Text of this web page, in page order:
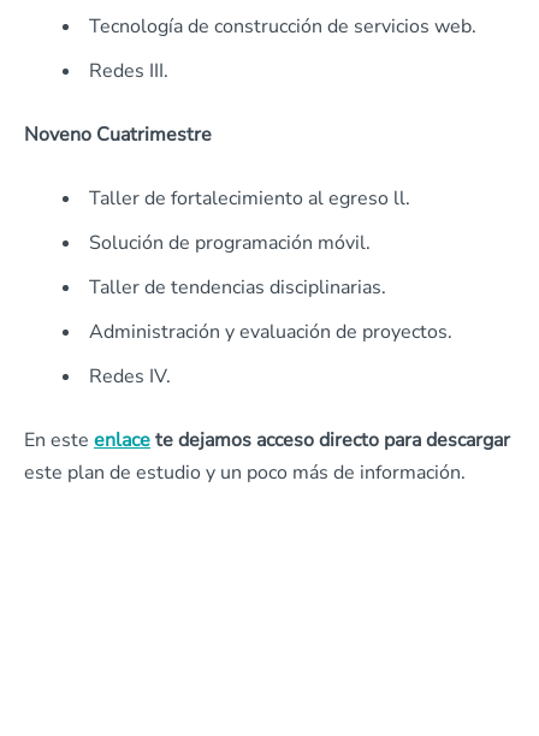
Tecnología de construcción de servicios web.
Redes III.
Noveno Cuatrimestre
Taller de fortalecimiento al egreso ll.
Solución de programación móvil.
Taller de tendencias disciplinarias.
Administración y evaluación de proyectos.
Redes IV.
En este enlacete dejamos acceso directo para descargar
este plan de estudio y un poco más de información.